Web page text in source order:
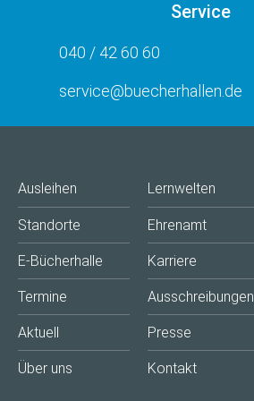
Service
040 / 42 60 60
service@buecherhallen.de
Ausleihen
Standorte
E-Bücherhalle
Termine
Aktuell
Über uns
Lernwelten
Ehrenamt
Karriere
Ausschreibungen
Presse
Kontakt